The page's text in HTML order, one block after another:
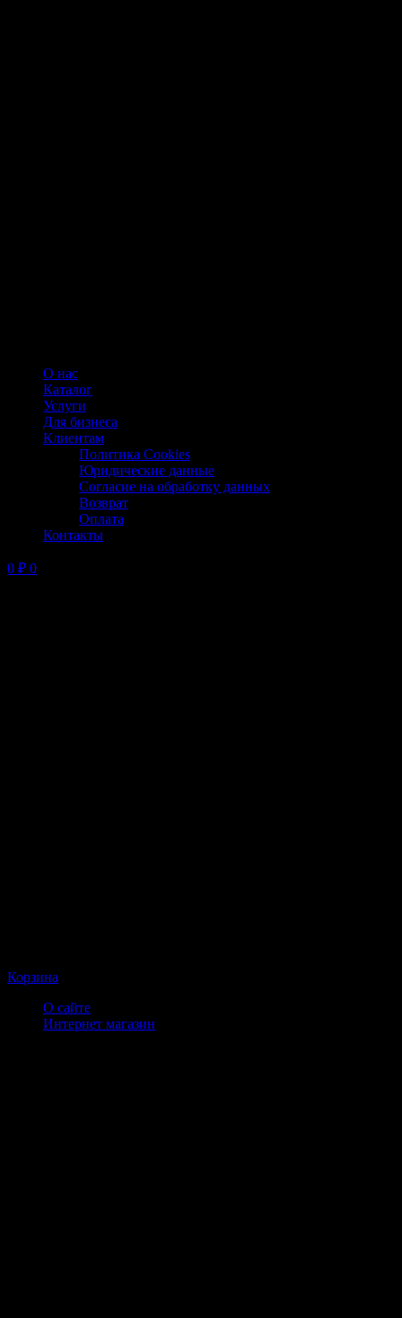
О нас
Каталог
Услуги
Для бизнеса
Клиентам
Политика Cookies
Юридические данные
Согласие на обработку данных
Возврат
Оплата
Контакты
0 ₽ 0
Корзина
О сайте
Интернет магазин